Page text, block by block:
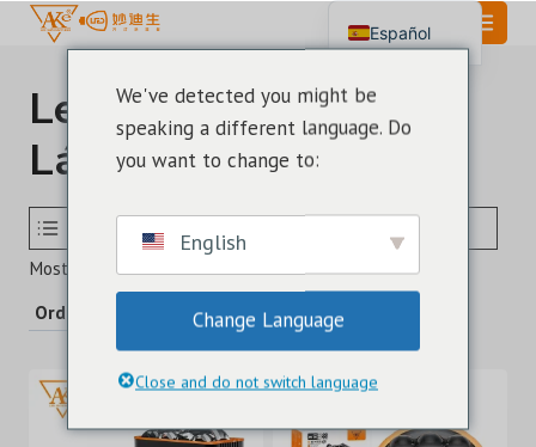
Saltar
Lente De Proyección
Láser LED
SELECCIONE EL TAMAÑO DE LA BOMBILLA LED
MODELO
Mostrando los 13 resultados Ordenado
últimos
We've detected you might be
speaking a different language. Do
you want to change to:
English
Change Language
Close and do not switch language
Español